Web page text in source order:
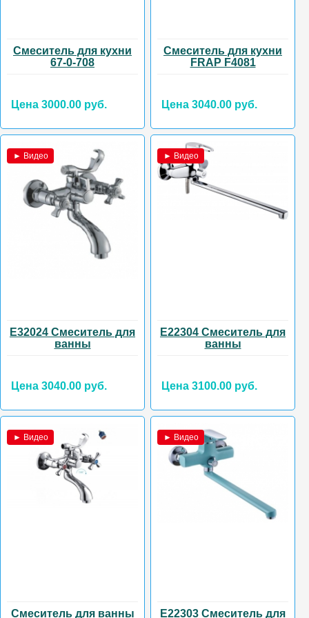
Смеситель для кухни
67-0-708
Цена 3000.00 руб.
Смеситель для кухни
FRAP F4081
Цена 3040.00 руб.
► Видео
E32024 Смеситель для
ванны
Цена 3040.00 руб.
► Видео
E22304 Смеситель для
ванны
Цена 3100.00 руб.
► Видео
Смеситель для ванны
► Видео
E22303 Смеситель для